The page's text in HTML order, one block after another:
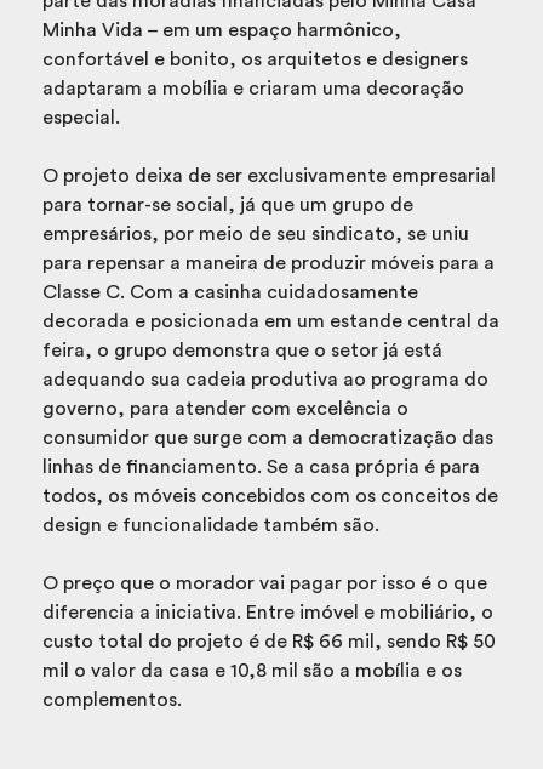
Minha Vida – em um espaço harmônico,
confortável e bonito, os arquitetos e designers
adaptaram a mobília e criaram uma decoração
especial.
O projeto deixa de ser exclusivamente empresarial
para tornar-se social, já que um grupo de
empresários, por meio de seu sindicato, se uniu
para repensar a maneira de produzir móveis para a
Classe C. Com a casinha cuidadosamente
decorada e posicionada em um estande central da
feira, o grupo demonstra que o setor já está
adequando sua cadeia produtiva ao programa do
governo, para atender com excelência o
consumidor que surge com a democratização das
linhas de financiamento. Se a casa própria é para
todos, os móveis concebidos com os conceitos de
design e funcionalidade também são.
O preço que o morador vai pagar por isso é o que
diferencia a iniciativa. Entre imóvel e mobiliário, o
custo total do projeto é de R$ 66 mil, sendo R$ 50
mil o valor da casa e 10,8 mil são a mobília e os
complementos.